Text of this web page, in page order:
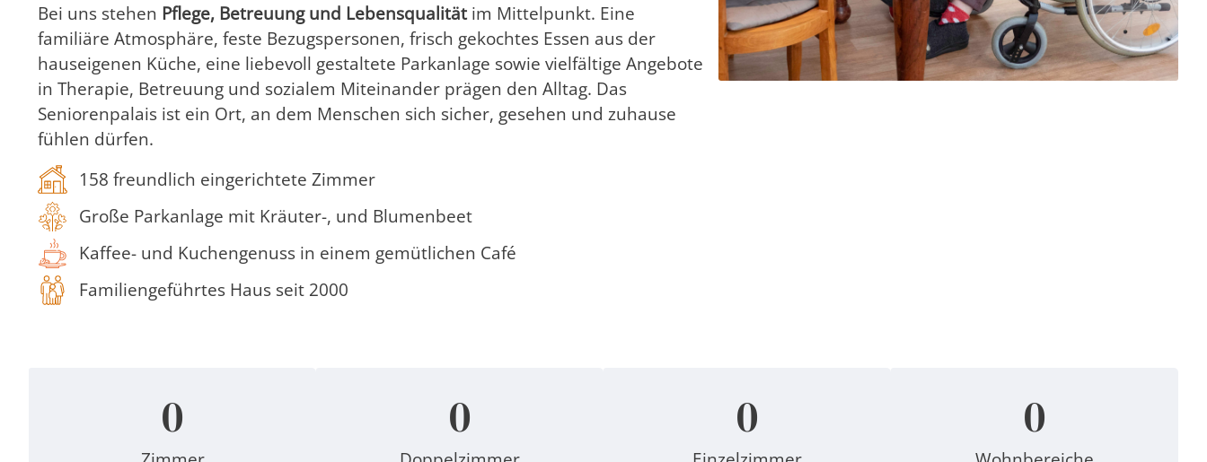
Bei uns stehen Pflege, Betreuung und Lebensqualitätim Mittelpunkt. Eine
familiäre Atmosphäre, feste Bezugspersonen, frisch gekochtes Essen aus der
hauseigenen Küche, eine liebevoll gestaltete Parkanlage sowie vielfältige Angebote
in Therapie, Betreuung und sozialem Miteinander prägen den Alltag. Das
Seniorenpalais ist ein Ort, an dem Menschen sich sicher, gesehen und zuhause
fühlen dürfen.
158 freundlich eingerichtete Zimmer
Große Parkanlage mit Kräuter-, und Blumenbeet
Kaffee- und Kuchengenuss in einem gemütlichen Café
Familiengeführtes Haus seit 2000
0 0 0 0